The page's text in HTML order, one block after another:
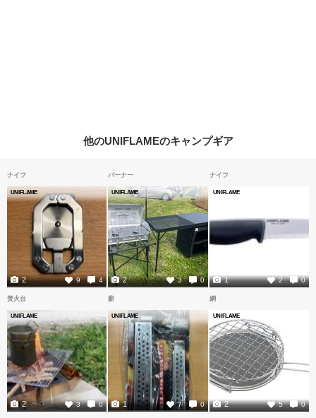
他のUNIFLAMEのキャンプギア
ナイフ
UNIFLAME
9 4
2
バーナー
UNIFLAME
3 0
2
ナイフ
UNIFLAME
2 0
1
焚火台
UNIFLAME
3 0
2
薪
UNIFLAME
7 0
1
網
UNIFLAME
5 0
2